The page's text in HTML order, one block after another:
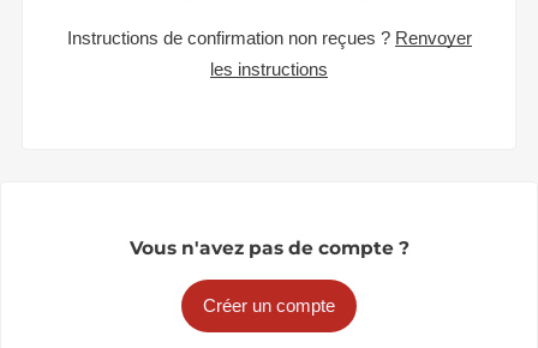
Instructions de confirmation non reçues ? Renvoyer
les instructions
Vous n'avez pas de compte ?
Créer un compte